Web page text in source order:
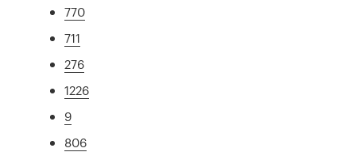
770
711
276
1226
9
806